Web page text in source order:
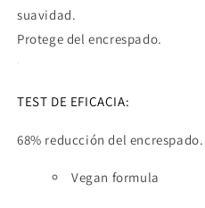
suavidad.
Protege del encrespado.
TEST DE EFICACIA:
68% reducción del encrespado.
Vegan formula